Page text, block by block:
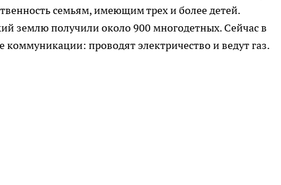
семьям, имеющим трех и более детей.
землю получили около 900 многодетных. Сейчас в
проводят электричество и ведут газ.